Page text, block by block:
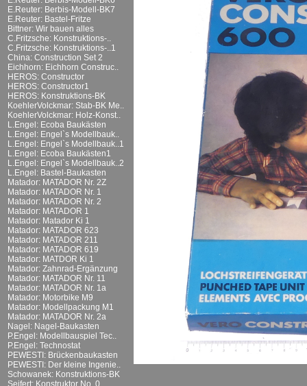
E.Reuter: Berbis-Modell-BK7
E.Reuter: Bastel-Fritze
Bittner: Wir bauen alles
C.Fritzsche: Konstruktions-..
C.Fritzsche: Konstruktions-..1
China: Construction Set 2
Eichhorn: Eichhorn Construc..
HEROS: Constructor
HEROS: Constructor1
HEROS: Konstruktions-BK
KoehlerVolckmar: Stab-BK Me..
KoehlerVolckmar: Holz-Konst..
L.Engel: Ecoba Baukästen
L.Engel: Engel`s Modellbauk..
L.Engel: Engel`s Modellbauk..1
L.Engel: Ecoba Baukästen1
L.Engel: Engel`s Modellbauk..2
L.Engel: Bastel-Baukasten
Matador: MATADOR Nr. 2Z
Matador: MATADOR Nr. 1
Matador: MATADOR Nr. 2
Matador: MATADOR 1
Matador: Matador Ki 1
Matador: MATADOR 623
Matador: MATADOR 211
Matador: MATADOR 619
Matador: MATDOR Ki 1
Matador: Zahnrad-Ergänzung
Matador: MATADOR Nr. 11
Matador: MATADOR Nr. 1a
Matador: Motorbike M9
Matador: Modellpackung M1
Matador: MATADOR Nr. 2a
Nagel: Nagel-Baukasten
P.Engel: Modellbauspiel Tec..
P.Engel: Technostat
PEWESTI: Brückenbaukasten
PEWESTI: Der kleine Ingenie..
Schowanek: Konstruktions-BK
Seifert: Konstruktor No. 0